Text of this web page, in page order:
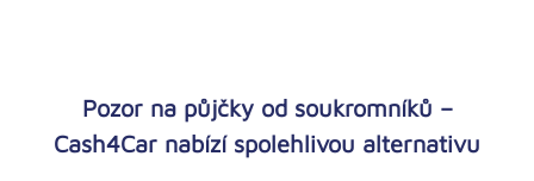
Pozor na půjčky od soukromníků –
Cash4Car nabízí spolehlivou alternativu